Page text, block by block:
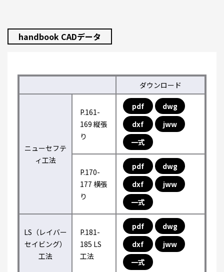
handbook CADデータ
ダウンロード
ニューセフテ
ィ工法
P.161-
169 縦張
り
pdf
dwg
dxf
jww
一式
P.170-
177 横張
り
pdf
dwg
dxf
jww
一式
LS（レイバー
セイビング）
工法
P.181-
185 LS
工法
pdf
dwg
dxf
jww
一式